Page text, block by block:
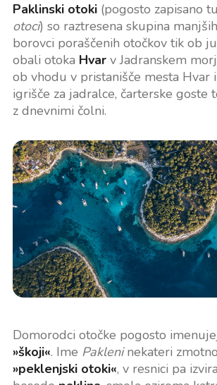
Paklinski otoki(pogosto zapisano
otoci) so raztresena skupina
borovci poraščenih otočkov tik ob
obali otoka Hvarv Jadranskem
ob vhodu v pristanišče mesta Hvar
igrišče za jadralce, čarterske goste
z dnevnimi čolni.
Domorodci otočke pogosto
»škoji«. Ime Pakleninekateri
»peklenjski otoki«, v resnici pa